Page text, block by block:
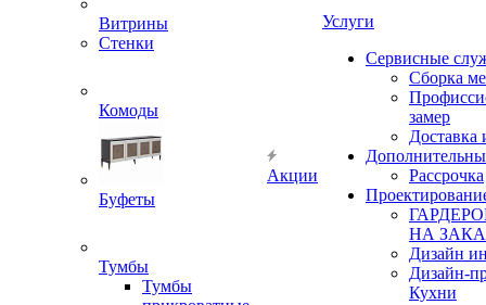
Витрины
Стенки
Комоды
Буфеты
Тумбы
Тумбы
Акции
Услуги
Сервисные
Сборка
замер
Доставка
Рассрочка
НА
Дизайн
Дизайн-
Кухни